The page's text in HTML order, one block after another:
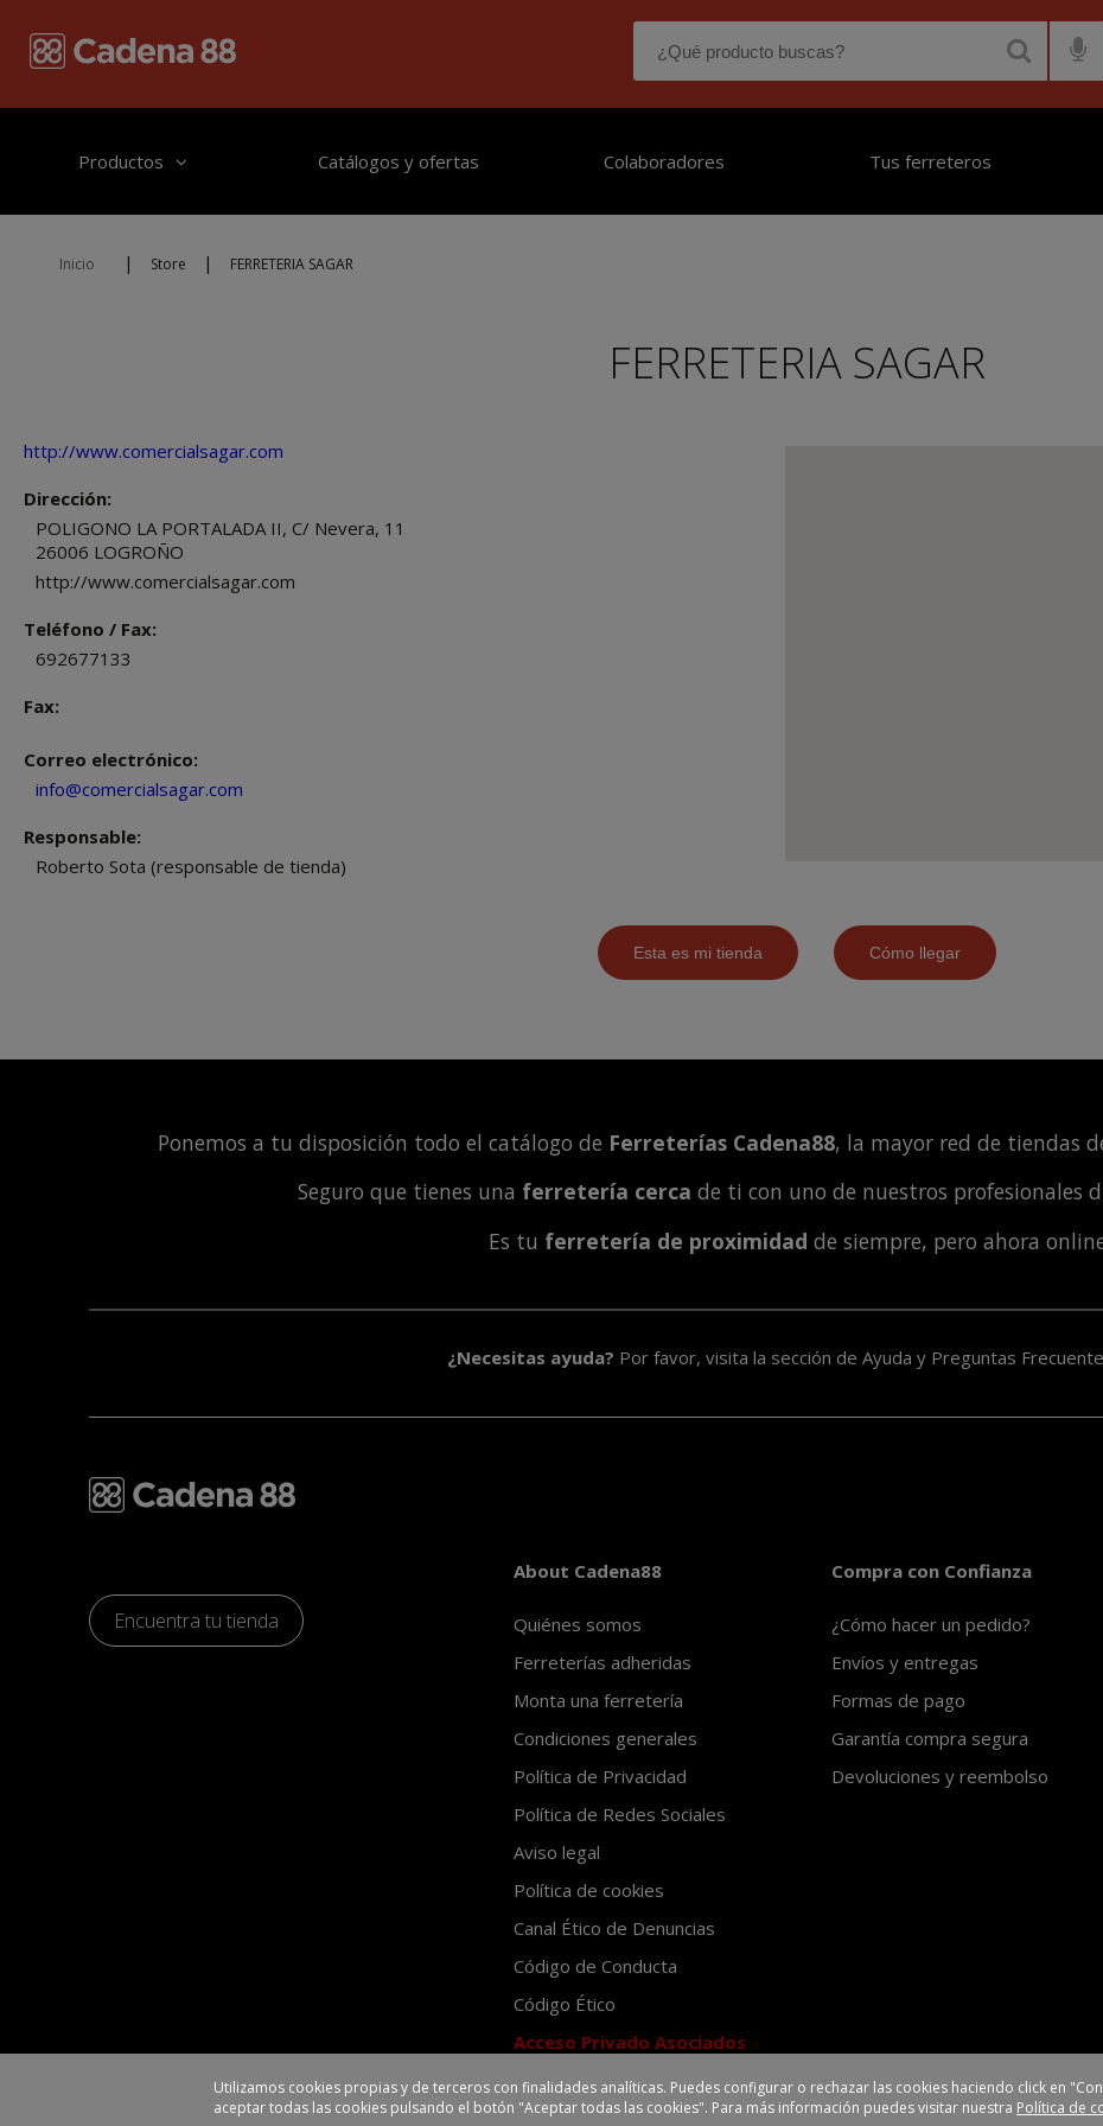
Productos Catálogos y ofertas Colaboradores Tus ferreteros
Inicio | Store | FERRETERIA SAGAR
FERRETERIA SAGAR
http://www.comercialsagar.com
Dirección:
POLIGONO LA PORTALADA II, C/ Nevera, 11
26006 LOGROÑO
http://www.comercialsagar.com
Teléfono / Fax:
692677133
Fax:
Correo electrónico:
info@comercialsagar.com
Responsable:
Roberto Sota (responsable de tienda)
Ponemos a tu disposición todo el catálogo de Ferreterías Cadena88, la mayor red de tiendas
Seguro que tienes una ferretería cerca de ti con uno de nuestros profesionales
Es tu ferretería de proximidad de siempre, pero ahora
¿Necesitas ayuda? Por favor, visita la sección de Ayuda y Preguntas
Encuentra tu tienda
About Cadena88
Quiénes somos
Ferreterías adheridas
Monta una ferretería
Condiciones generales
Política de Privacidad
Política de Redes Sociales
Aviso legal
Política de cookies
Canal Ético de Denuncias
Código de Conducta
Código Ético
Acceso Privado Asociados
Compra con Confianza
¿Cómo hacer un pedido?
Envíos y entregas
Formas de pago
Garantía compra segura
Devoluciones y reembolso
Utilizamos cookies propias y de terceros con finalidades analíticas. Puedes configurar o rechazar las cookies haciendo click en
aceptar todas las cookies pulsando el botón "Aceptar todas las cookies". Para más información puedes visitar nuestra Política de